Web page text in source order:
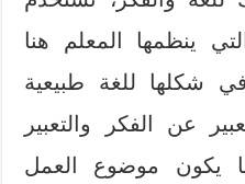
ينظمها المعلم هنا
شكلها للغة طبيعية
عن الفكر والتعبير
يكون موضوع العمل